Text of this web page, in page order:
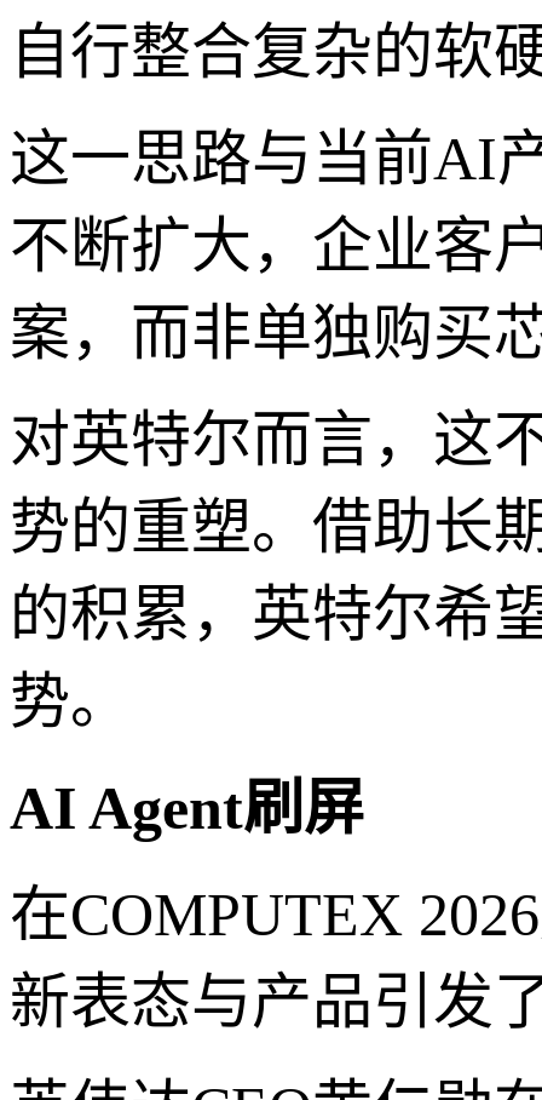
自行整合复杂的软
这一思路与当前AI
不断扩大，企业客
案，而非单独购买
对英特尔而言，这
势的重塑。借助长
的积累，英特尔希
势。
AI Agent刷屏
在COMPUTEX
新表态与产品引发